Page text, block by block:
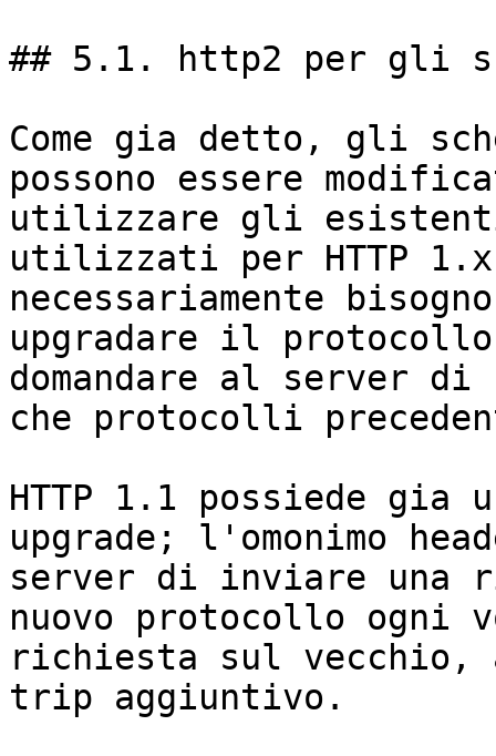
## 5.1. http2 per gli
Come gia detto, gli
possono essere
utilizzare gli
utilizzati per HTTP 1.x
necessariamente
upgradare il
domandare al server
che protocolli
HTTP 1.1 possiede gia
upgrade; l'omonimo
server di inviare una
nuovo protocollo ogni
richiesta sul vecchio,
trip aggiuntivo.